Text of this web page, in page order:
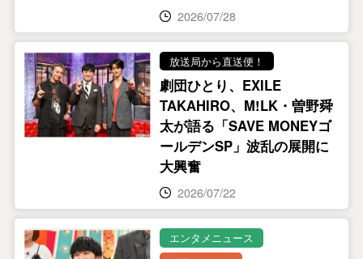
2026/07/28
放送局から直送便！
劇団ひとり、EXILE
TAKAHIRO、M!LK・曽野舜
太が語る「SAVE MONEYゴ
ールデンSP」波乱の展開に
大興奮
2026/07/22
エンタメニュース